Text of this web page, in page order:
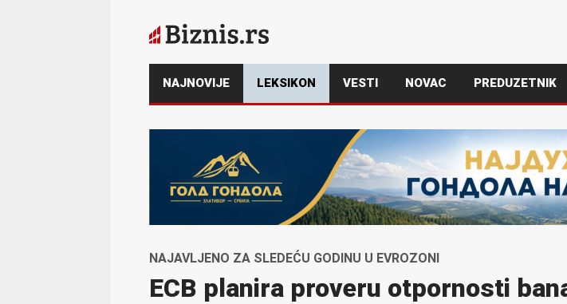
NAJNOVIJE LEKSIKON VESTI NOVAC PREDUZETNIK
NAJAVLJENO ZA SLEDEĆU GODINU U EVROZONI
ECB planira proveru otpornosti